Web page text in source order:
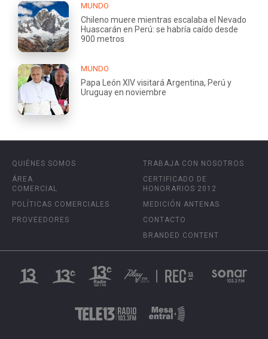
MUNDO
Chileno muere mientras escalaba el Nevado
Huascarán en Perú: se habría caído desde
900 metros
MUNDO
Papa León XIV visitará Argentina, Perú y
Uruguay en noviembre
QUIÉNES SOMOS
ÁREA
COMERCIAL
POLÍTICAS COMERCIALES
PROVEEDORES
TRABAJA CON NOSOTROS
CERTIFICADO DE
HONORARIOS 2012
MEDICIÓN ANTENAS
CONTACTO
BRANDED CONTENT